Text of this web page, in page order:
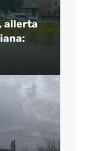
allerta